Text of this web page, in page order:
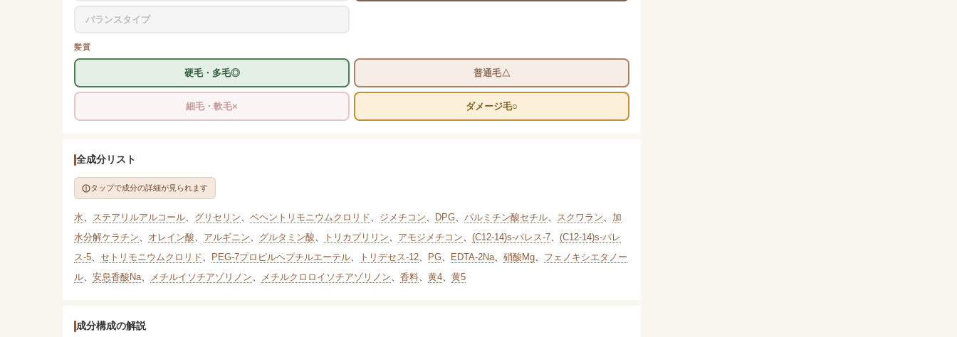
バランスタイプ
髪質
硬毛・多毛◎ 普通毛△
細毛・軟毛× ダメージ毛○
全成分リスト
タップで成分の詳細が見られます
水、 ステアリルアルコール、 グリセリン、 ベヘントリモニウムクロリド、 ジメチコン、 DPG、 パルミチン酸セチル、 スクワラン、 加
水分解ケラチン、 オレイン酸、 アルギニン、 グルタミン酸、 トリカプリリン、 アモジメチコン、 (C12-14)s-パレス-7、 (C12-14)s-パレ
ス-5、 セトリモニウムクロリド、 PEG-7プロピルヘプチルエーテル、 トリデセス-12、 PG、 EDTA-2Na、 硝酸Mg、 フェノキシエタノー
ル、 安息香酸Na、 メチルイソチアゾリノン、 メチルクロロイソチアゾリノン、 香料、 黄4、 黄5
成分構成の解説